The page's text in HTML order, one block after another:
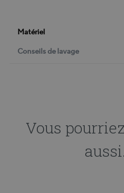
Matériel
Conseils de lavage
Vous